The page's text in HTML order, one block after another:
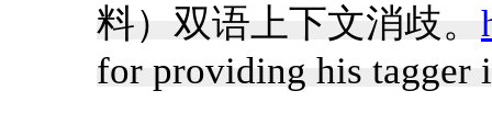
料）双语上下文消歧。
for providing his tagger